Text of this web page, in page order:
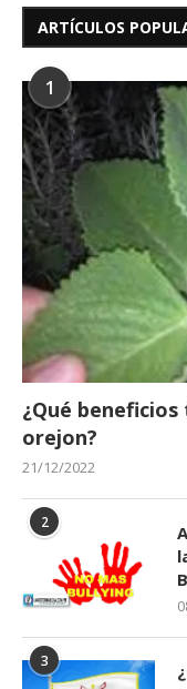
ARTÍCULOS
1
¿Qué
orejon?
21/12/2022
2
3